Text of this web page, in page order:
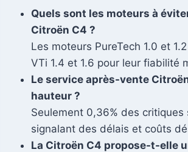
Quels sont les moteurs à
Citroën C4 ?
Les moteurs PureTech 1.0 et
VTi 1.4 et 1.6 pour leur fiabilité
Le service après-vente
hauteur ?
Seulement 0,36% des critiques
signalant des délais et coûts
La Citroën C4 propose-t-elle